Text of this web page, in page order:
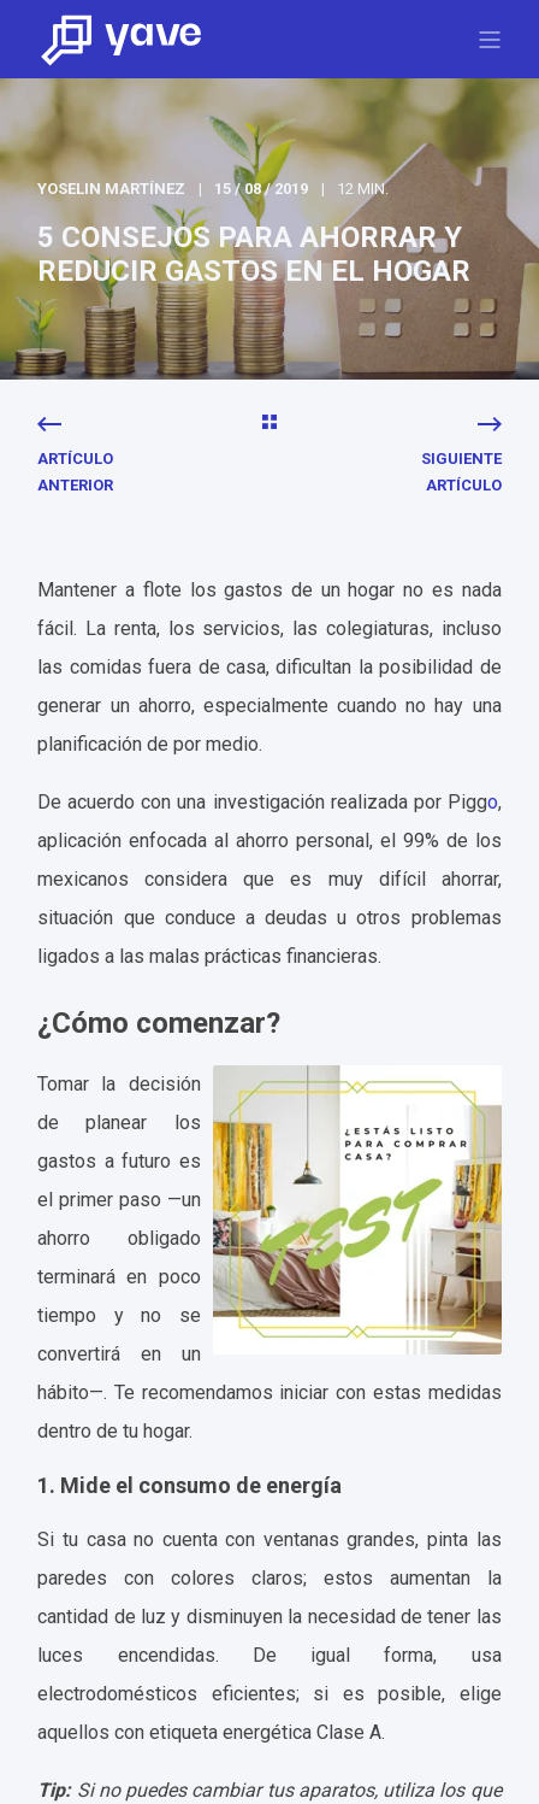
YOSELIN MARTÍNEZ 15 / 08 / 2019 12 MIN.
5 CONSEJOS PARA AHORRAR Y
REDUCIR GASTOS EN EL HOGAR
ARTÍCULO
ANTERIOR
SIGUIENTE
ARTÍCULO
Mantener a flote los gastos de un hogar no es nada
fácil. La renta, los servicios, las colegiaturas, incluso
las comidas fuera de casa, dificultan la posibilidad de
generar un ahorro, especialmente cuando no hay una
planificación de por medio.
De acuerdo con una investigación realizada por Piggo,
aplicación enfocada al ahorro personal, el 99% de los
mexicanos considera que es muy difícil ahorrar,
situación que conduce a deudas u otros problemas
ligados a las malas prácticas financieras.
¿Cómo comenzar?
Tomar la decisión
de planear los
gastos a futuro es
el primer paso —un
ahorro obligado
terminará en poco
tiempo y no se
convertirá en un
hábito—. Te recomendamos iniciar con estas medidas
dentro de tu hogar.
1. Mide el consumo de energía
Si tu casa no cuenta con ventanas grandes, pinta las
paredes con colores claros; estos aumentan la
cantidad de luz y disminuyen la necesidad de tener las
luces encendidas. De igual forma, usa
electrodomésticos eficientes; si es posible, elige
aquellos con etiqueta energética Clase A.
Tip:Si no puedes cambiar tus aparatos, utiliza los que